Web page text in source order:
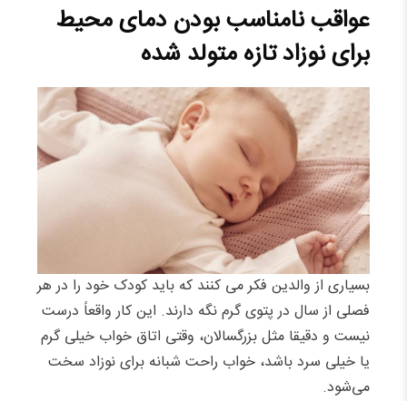
عواقب نامناسب بودن دمای محیط
برای نوزاد تازه متولد شده
بسیاری از والدین فکر می کنند که باید کودک خود را در هر
فصلی از سال در پتوی گرم نگه دارند. این کار واقعاً درست
نیست و دقیقا مثل بزرگسالان، وقتی اتاق خواب خیلی گرم
یا خیلی سرد باشد، خواب راحت شبانه برای نوزاد سخت
می‌شود.